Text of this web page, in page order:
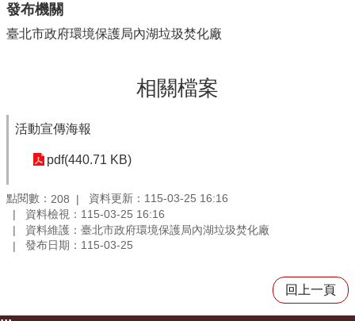
發布機關
臺北市政府環境保護局內湖垃圾焚化廠
相關檔案
活動宣傳海報
pdf(440.71 KB)
點閱數： 208
資料更新：115-03-25 16:16
資料檢視：115-03-25 16:16
資料維護：臺北市政府環境保護局內湖垃圾焚化廠
發布日期：115-03-25
回上一頁